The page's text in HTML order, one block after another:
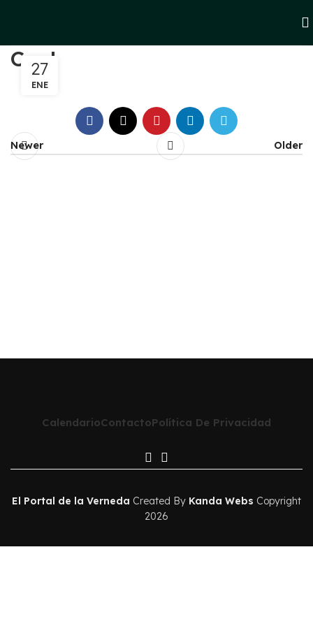
Card
27
ENE
Newer Older
CalendarioContactoPolítica De Privacidad
El Portal de la Verneda Created By Kanda Webs Copyright
2026